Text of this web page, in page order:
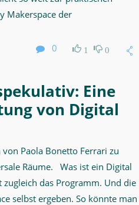
Makerspace der
0
1 0
Eine
von Digital
Paola Bonetto Ferrari zu
Räume. Was ist ein Digital
zugleich das Programm. Und die
selbst ergeben. So könnte man